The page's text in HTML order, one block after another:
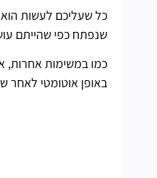
כל שעליכם לעשות
שנפתח כפי שהייתם
כמו במשימות אחרות,
באופן אוטומטי לאחר